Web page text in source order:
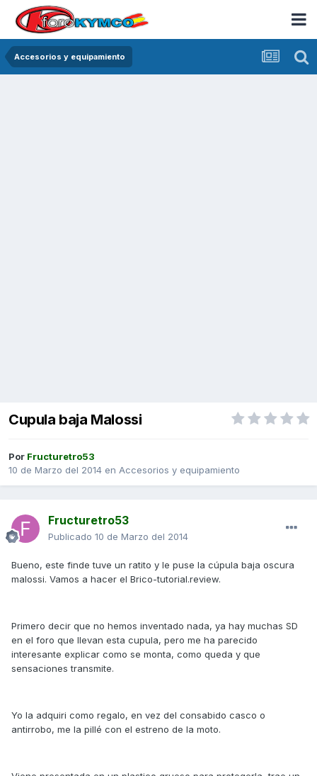
Accesorios y equipamiento
Cupula baja Malossi
Por Fructuretro53
10 de Marzo del 2014 en Accesorios y equipamiento
Fructuretro53
Publicado 10 de Marzo del 2014
Bueno, este finde tuve un ratito y le puse la cúpula baja oscura
malossi. Vamos a hacer el Brico-tutorial.review.
Primero decir que no hemos inventado nada, ya hay muchas SD
en el foro que llevan esta cupula, pero me ha parecido
interesante explicar como se monta, como queda y que
sensaciones transmite.
Yo la adquiri como regalo, en vez del consabido casco o
antirrobo, me la pillé con el estreno de la moto.